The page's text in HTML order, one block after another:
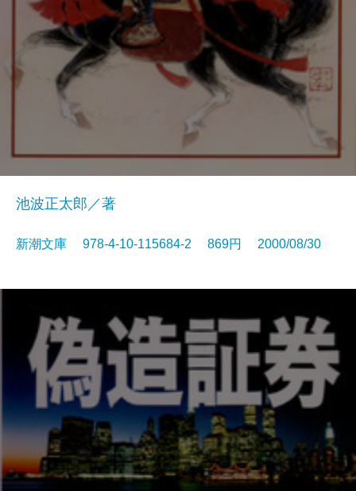
池波正太郎／著
新潮文庫 978-4-10-115684-2 869円 2000/08/30